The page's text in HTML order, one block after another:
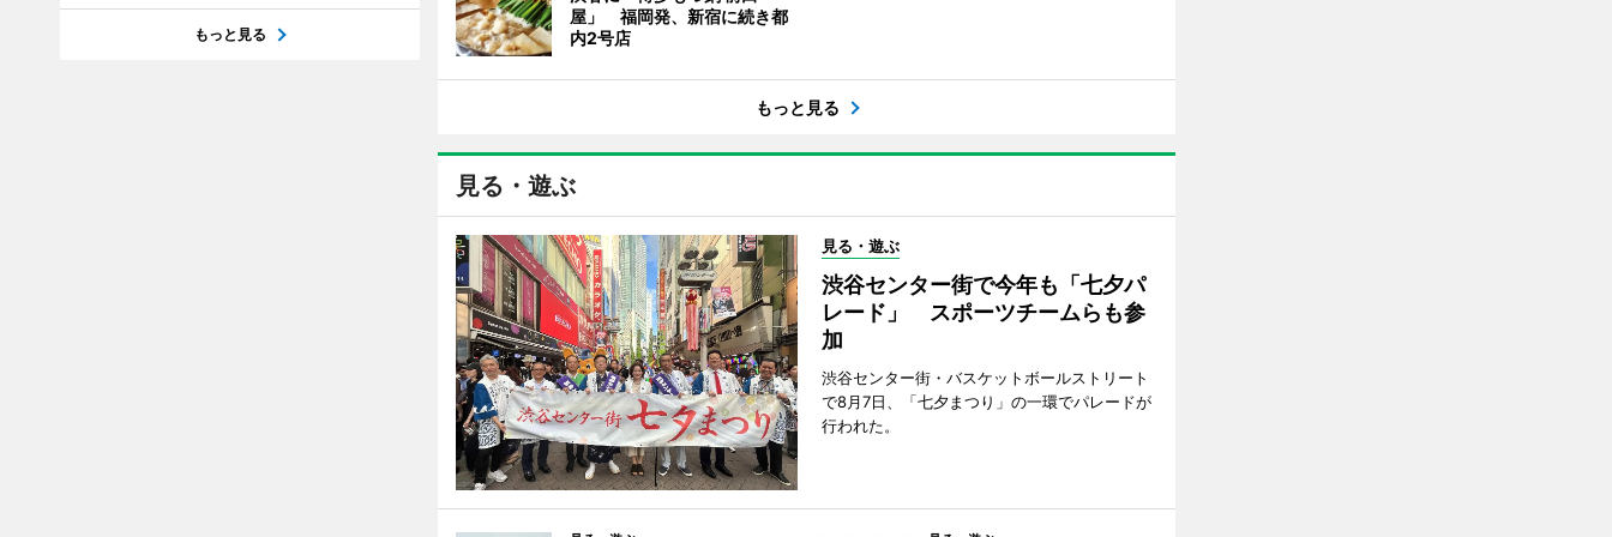
屋」 福岡発、新宿に続き都
内2号店
もっと見る
見る・遊ぶ
見る・遊ぶ
渋谷センター街で今年も「七夕パ
レード」 スポーツチームらも参
加
渋谷センター街・バスケットボールストリート
で8月7日、「七夕まつり」の一環でパレードが
行われた。
もっと見る